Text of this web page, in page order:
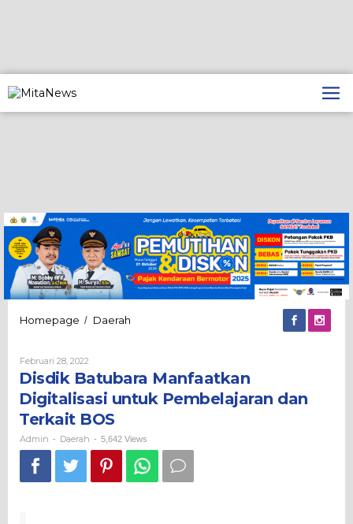
ke
konten
Homepage / Daerah
untuk
dan
Februari 28, 2022
Admin
Disdik Batubara Manfaatkan
Digitalisasi untuk Pembelajaran dan
Terkait BOS
Admin - Daerah - 5,642 Views